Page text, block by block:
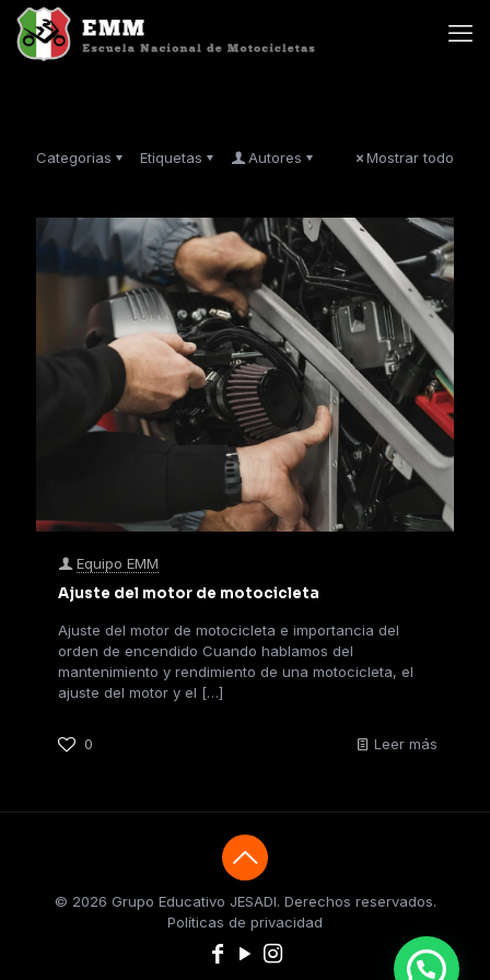
Categorias Etiquetas Autores Mostrar todo
Equipo EMM
Ajuste del motor de motocicleta
Ajuste del motor de motocicleta e importancia del
orden de encendido Cuando hablamos del
mantenimiento y rendimiento de una motocicleta, el
ajuste del motor y el […]
0 Leer más
© 2026 Grupo Educativo JESADI. Derechos reservados.
Políticas de privacidad